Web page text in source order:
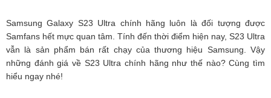
Samsung Galaxy S23 Ultra chính hãng luôn là đối tượng được
Samfans hết mực quan tâm. Tính đến thời điểm hiện nay, S23 Ultra
vẫn là sản phẩm bán rất chạy của thương hiệu Samsung. Vậy
những đánh giá về S23 Ultra chính hãng như thế nào? Cùng tìm
hiểu ngay nhé!